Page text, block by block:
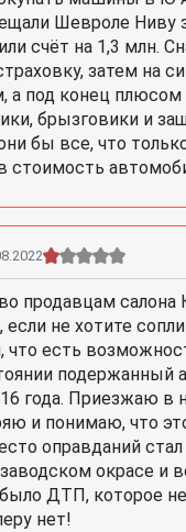
Шевроле Ниву
счёт на 1,3 млн.
затем на
а под конец плюсом
брызговики и
бы все, что
стоимость
продавцам
если не хотите
что есть
подержанный
года. Приезжаю в
и понимаю, что
оправданий стал
окрасе и
ДТП, которое
нет!